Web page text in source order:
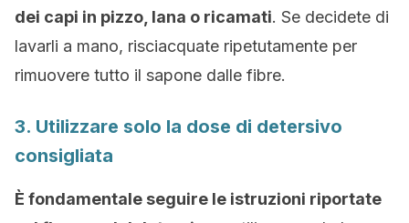
dei capi in pizzo, lana o ricamati. Se decidete di
lavarli a mano, risciacquate ripetutamente per
rimuovere tutto il sapone dalle fibre.
3. Utilizzare solo la dose di detersivo
consigliata
È fondamentale seguire le istruzioni riportate